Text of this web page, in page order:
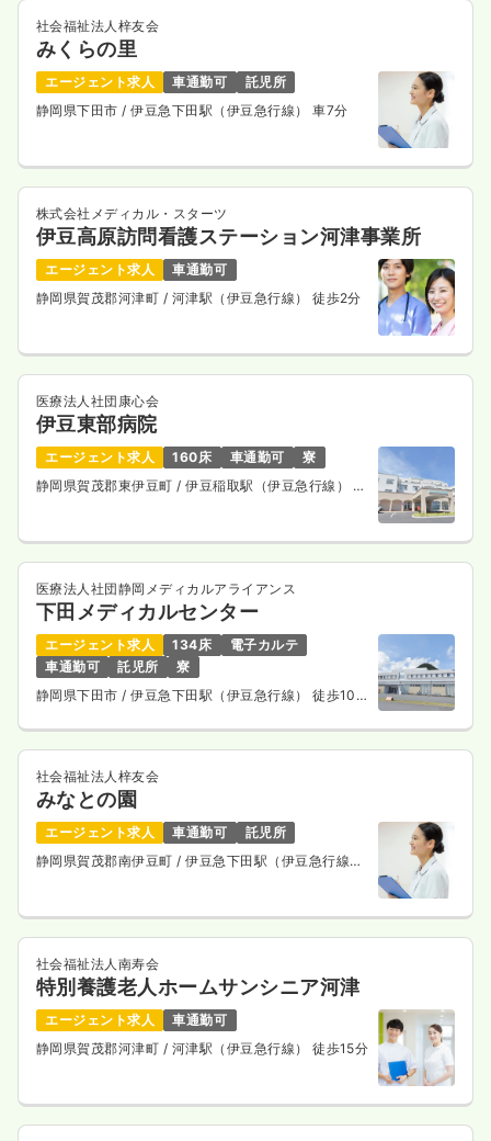
社会福祉法人梓友会
みくらの里
エージェント求人 車通勤可
託児所
静岡県下田市/ 伊豆急下田駅（伊豆急行線） 車7分
株式会社メディカル・スターツ
伊豆高原訪問看護ステーション河津事業所
エージェント求人
車通勤可
静岡県賀茂郡河津町 / 河津駅（伊豆急行線） 徒歩2分
医療法人社団康心会
伊豆東部病院
エージェント求人 160床 車通勤可
寮
静岡県賀茂郡東伊豆町/ 伊豆稲取駅（伊豆急行線） バ
医療法人社団静岡メディカルアライアンス
下田メディカルセンター
エージェント求人 134床
電子カルテ
車通勤可
託児所
寮
静岡県下田市/ 伊豆急下田駅（伊豆急行線） 徒歩10
社会福祉法人梓友会
みなとの園
エージェント求人 車通勤可
託児所
静岡県賀茂郡南伊豆町/ 伊豆急下田駅（伊豆急行線）
社会福祉法人南寿会
特別養護老人ホームサンシニア河津
エージェント求人
車通勤可
静岡県賀茂郡河津町 / 河津駅（伊豆急行線） 徒歩15分